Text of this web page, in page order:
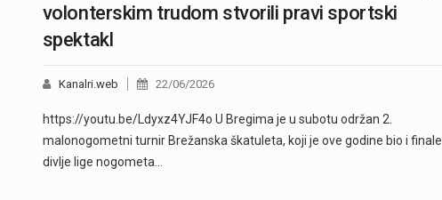
volonterskim trudom stvorili pravi sportski
spektakl
Kanalri.web 22/06/2026
https://youtu.be/Ldyxz4YJF4o U Bregima je u subotu održan 2.
malonogometni turnir Brežanska škatuleta, koji je ove godine bio i finale
divlje lige nogometa…